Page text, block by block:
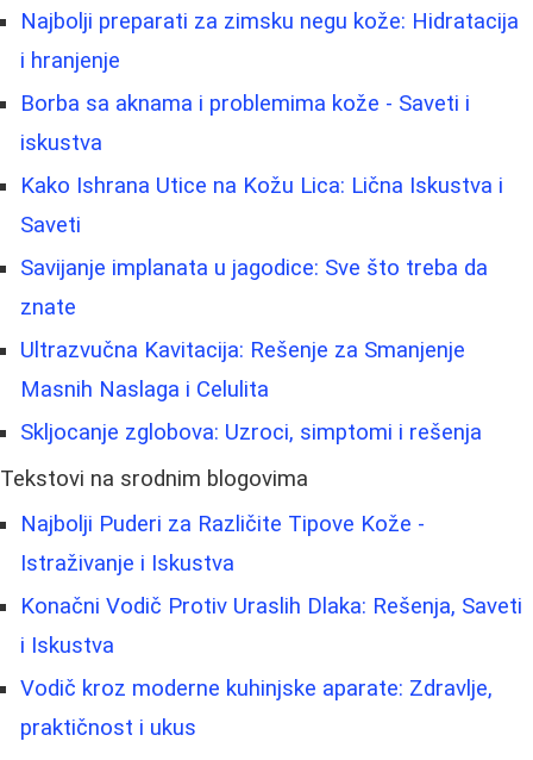
Najbolji preparati za zimsku negu kože: Hidratacija
i hranjenje
Borbа sa aknama i problemima kože - Saveti i
iskustva
Kako Ishrana Utice na Kožu Lica: Lična Iskustva i
Saveti
Savijanje implanata u jagodice: Sve što treba da
znate
Ultrazvučna Kavitacija: Rešenje za Smanjenje
Masnih Naslaga i Celulita
Skljocanje zglobova: Uzroci, simptomi i rešenja
Tekstovi na srodnim blogovima
Najbolji Puderi za Različite Tipove Kože -
Istraživanje i Iskustva
Konačni Vodič Protiv Uraslih Dlaka: Rešenja, Saveti
i Iskustva
Vodič kroz moderne kuhinjske aparate: Zdravlje,
praktičnost i ukus